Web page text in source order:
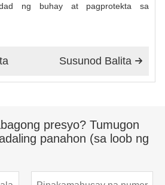
ng buhay at pagprotekta sa

Susunod Balita
presyo? Tumugon
panahon (sa loob ng